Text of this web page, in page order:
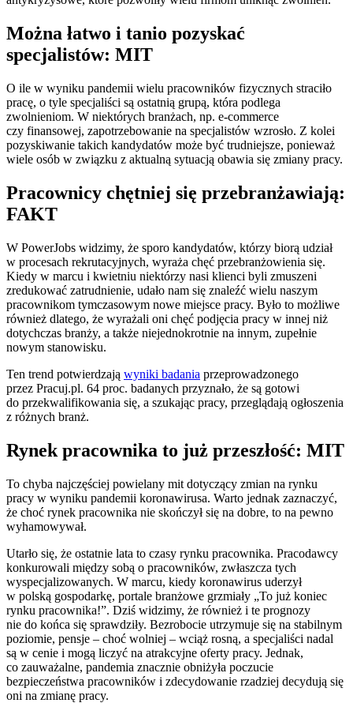
Można łatwo i tanio pozyskać
specjalistów: MIT
O ile w wyniku pandemii wielu pracowników fizycznych straciło
pracę, o tyle specjaliści są ostatnią grupą, która podlega
zwolnieniom. W niektórych branżach, np. e-commerce
czy finansowej, zapotrzebowanie na specjalistów wzrosło. Z kolei
pozyskiwanie takich kandydatów może być trudniejsze, ponieważ
wiele osób w związku z aktualną sytuacją obawia się zmiany pracy.
Pracownicy chętniej się przebranżawiają:
FAKT
W PowerJobs widzimy, że sporo kandydatów, którzy biorą udział
w procesach rekrutacyjnych, wyraża chęć przebranżowienia się.
Kiedy w marcu i kwietniu niektórzy nasi klienci byli zmuszeni
zredukować zatrudnienie, udało nam się znaleźć wielu naszym
pracownikom tymczasowym nowe miejsce pracy. Było to możliwe
również dlatego, że wyrażali oni chęć podjęcia pracy w innej niż
dotychczas branży, a także niejednokrotnie na innym, zupełnie
nowym stanowisku.
Ten trend potwierdzają wyniki badania przeprowadzonego
przez Pracuj.pl. 64 proc. badanych przyznało, że są gotowi
do przekwalifikowania się, a szukając pracy, przeglądają ogłoszenia
z różnych branż.
Rynek pracownika to już przeszłość: MIT
To chyba najczęściej powielany mit dotyczący zmian na rynku
pracy w wyniku pandemii koronawirusa. Warto jednak zaznaczyć,
że choć rynek pracownika nie skończył się na dobre, to na pewno
wyhamowywał.
Utarło się, że ostatnie lata to czasy rynku pracownika. Pracodawcy
konkurowali między sobą o pracowników, zwłaszcza tych
wyspecjalizowanych. W marcu, kiedy koronawirus uderzył
w polską gospodarkę, portale branżowe grzmiały „To już koniec
rynku pracownika!”. Dziś widzimy, że również i te prognozy
nie do końca się sprawdziły. Bezrobocie utrzymuje się na stabilnym
poziomie, pensje – choć wolniej – wciąż rosną, a specjaliści nadal
są w cenie i mogą liczyć na atrakcyjne oferty pracy. Jednak,
co zauważalne, pandemia znacznie obniżyła poczucie
bezpieczeństwa pracowników i zdecydowanie rzadziej decydują się
oni na zmianę pracy.